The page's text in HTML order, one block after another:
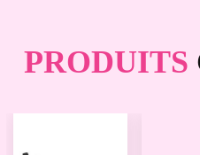
PRODUITS